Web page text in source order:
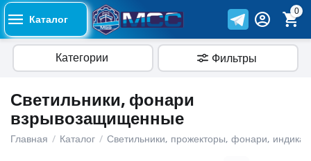
Каталог
0
Категории Фильтры
Светильники, фонари
взрывозащищенные
Главная / Каталог / Светильники, прожекторы, фонари,